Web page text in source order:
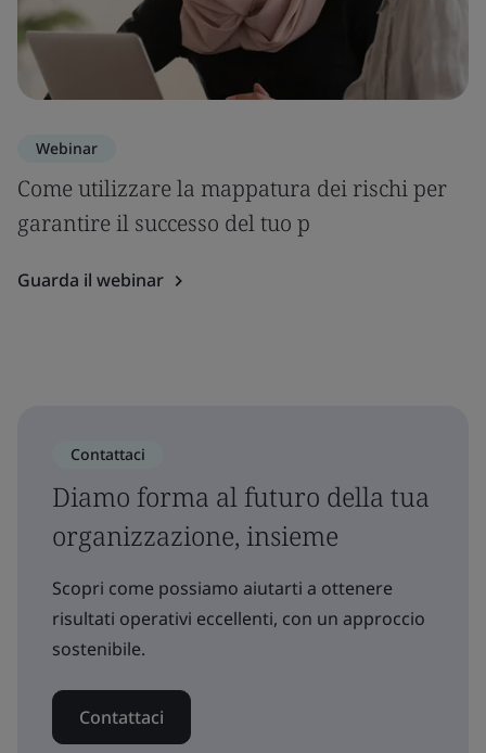
Webinar
Come utilizzare la mappatura dei rischi per
garantire il successo del tuo p
Guarda il webinar
Contattaci
Diamo forma al futuro della tua
organizzazione, insieme
Scopri come possiamo aiutarti a ottenere
risultati operativi eccellenti, con un approccio
sostenibile.
Contattaci